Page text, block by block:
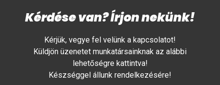
Kérdése van? Írjon nekünk!
Kérjük, vegye fel velünk a kapcsolatot!
Küldjön üzenetet munkatársainknak az alábbi
lehetőségre kattintva!
Készséggel állunk rendelkezésére!